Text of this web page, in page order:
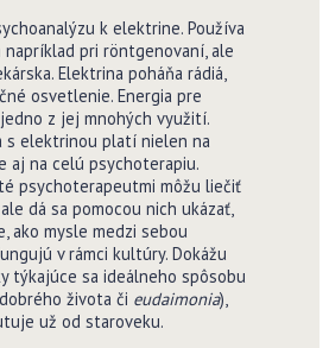
k elektrine. Používa
napríklad pri röntgenovaní, ale
Elektrina poháňa rádiá,
osvetlenie. Energia pre
z jej mnohých využití.
s elektrinou platí nielen na
aj na celú psychoterapiu.
psychoterapeutmi môžu liečiť
dá sa pomocou nich ukázať,
ako mysle medzi sebou
v rámci kultúry. Dokážu
týkajúce sa ideálneho spôsobu
života či eudaimonia),
už od staroveku.